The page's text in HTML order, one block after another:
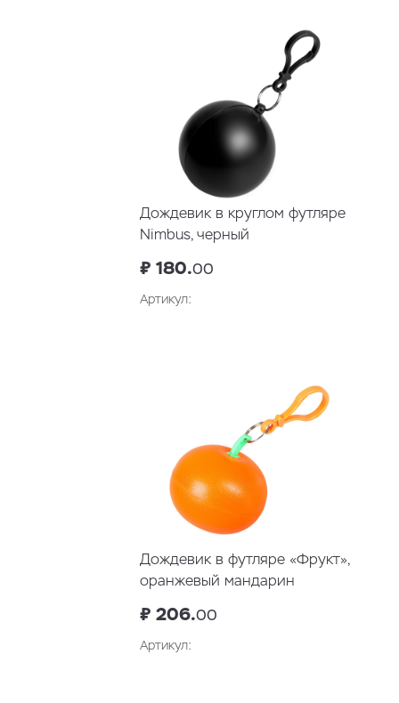
Дождевик в круглом футляре
Nimbus, черный
₽ 180.00
Артикул:
Дождевик в футляре «Фрукт»,
оранжевый мандарин
₽ 206.00
Артикул: